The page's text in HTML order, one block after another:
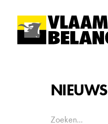
NIEUWS